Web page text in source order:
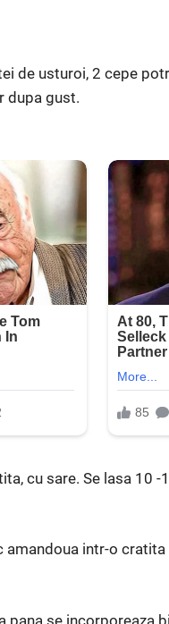
de usturoi, 2 cepe
dupa gust.
cu sare. Se lasa 10
intr-o
pana se incorporeaza